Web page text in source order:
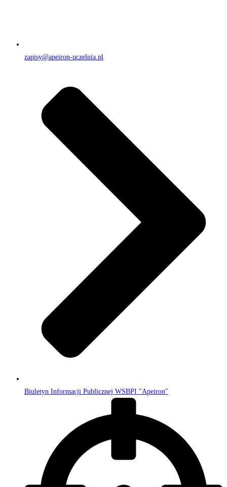
zapisy@apeiron-uczelnia.pl
Biuletyn Informacji Publicznej WSBPI "Apeiron"